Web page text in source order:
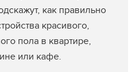
как правильно
красивого,
пола в квартире,
или кафе.